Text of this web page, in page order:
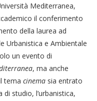
Mediterranea,
il conferimento
della laurea ad
Urbanistica e Ambientale
un evento di
, ma anche
tema cinema sia entrato
studio, l’urbanistica,